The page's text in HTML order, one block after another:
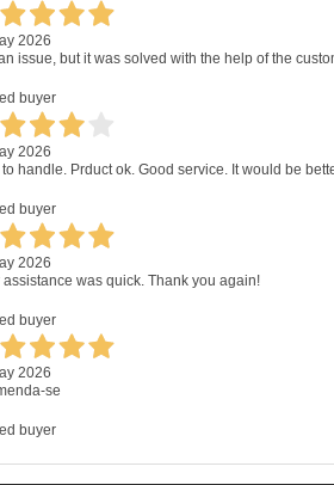
2026
issue, but it was solved with the help of the
buyer
2026
to handle. Prduct ok. Good service. It would be
buyer
2026
assistance was quick. Thank you again!
buyer
2026
se
buyer